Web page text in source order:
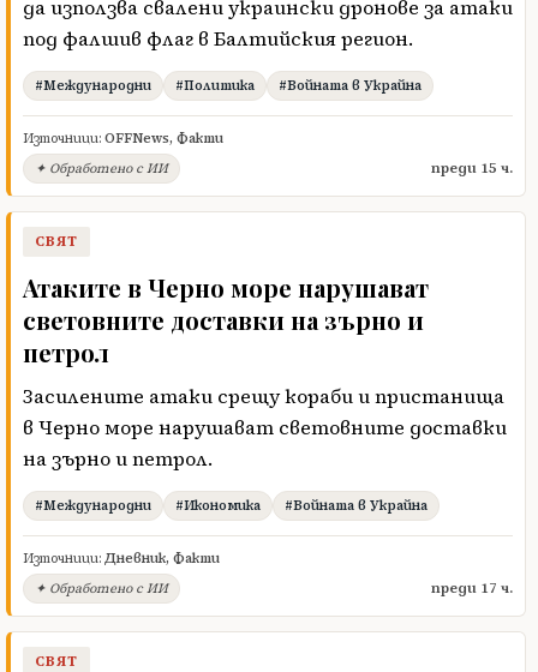
да използва свалени украински дронове за атаки
под фалшив флаг в Балтийския регион.
#Международни #Политика #Войната в Украйна
Източници: OFFNews, Факти
✦ Обработено с ИИ
преди 15 ч.
СВЯТ
Атаките в Черно море нарушават
световните доставки на зърно и
петрол
Засилените атаки срещу кораби и пристанища
в Черно море нарушават световните доставки
на зърно и петрол.
#Международни #Икономика #Войната в Украйна
Източници: Дневник, Факти
✦ Обработено с ИИ
преди 17 ч.
СВЯТ